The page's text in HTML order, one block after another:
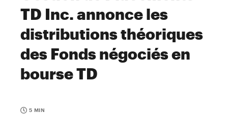
TD Inc. annonce les
distributions théoriques
des Fonds négociés en
bourse TD
5 MIN